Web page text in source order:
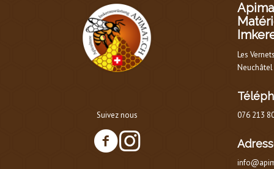
Suivez nous
Les
Neuchâtel
076 213